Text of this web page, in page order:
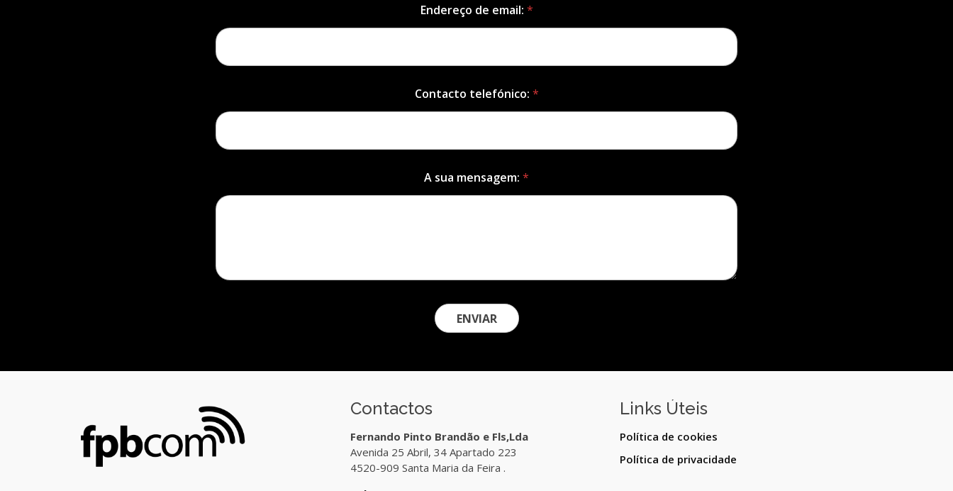
Endereço de email: *
Contacto telefónico: *
A sua mensagem: *
ENVIAR
Contactos
Fernando Pinto Brandão e Fls,Lda
Avenida 25 Abril, 34 Apartado 223
4520-909 Santa Maria da Feira .
Links Úteis
Política de cookies
Política de privacidade